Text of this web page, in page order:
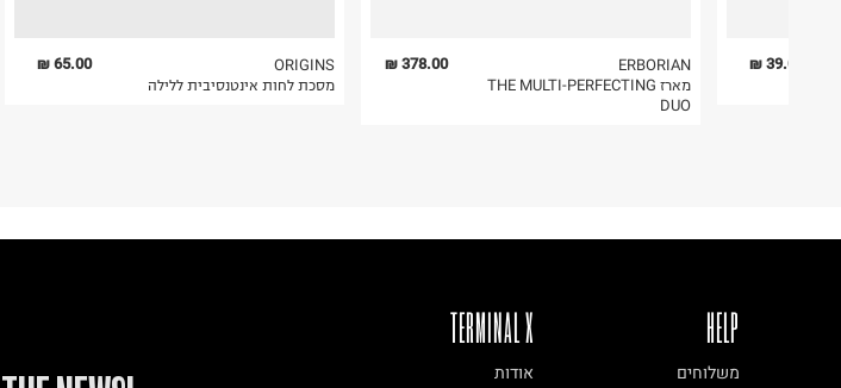
65.00 ₪
ORIGINS
מסכת לחות אינטנסיבית ללילה
378.00 ₪
ERBORIAN
מארז THE MULTI-PERFECTING
DUO
39.00 ₪
TERMINAL X
אודות
HELP
משלוחים